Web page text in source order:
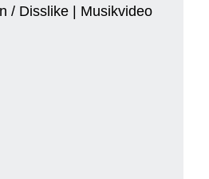
/ Disslike | Musikvideo